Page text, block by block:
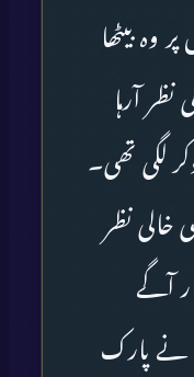
وہ بیٹھا
نظر آرہا
لگی تھی۔
خالی نظر
آگے
نے پارک